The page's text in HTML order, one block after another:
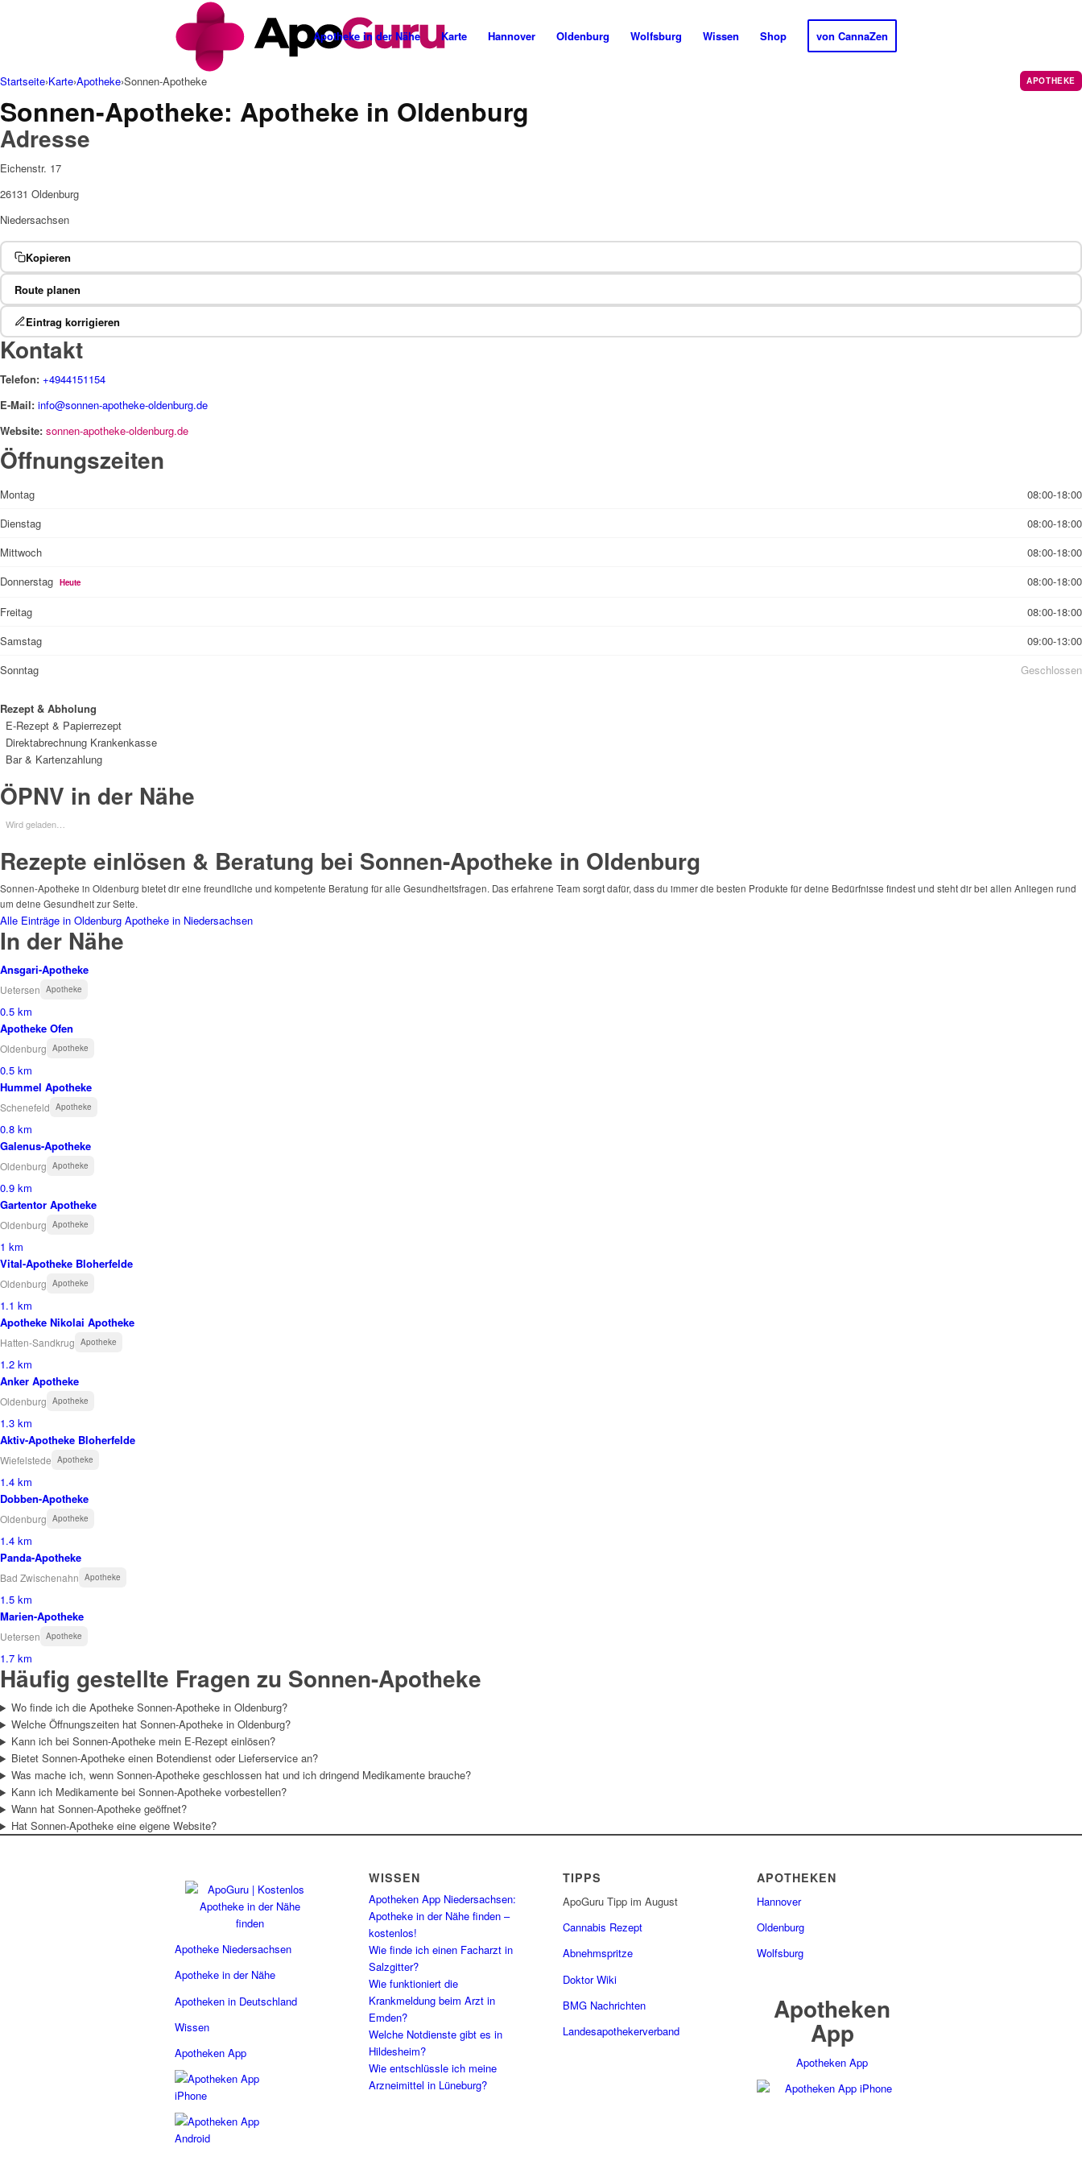
Apotheke in der Nähe Karte Hannover Oldenburg Wolfsburg Wissen Shop von CannaZen
Startseite›Karte›Apotheke›Sonnen-Apotheke APOTHEKE
Sonnen-Apotheke: Apotheke in Oldenburg
Adresse
Eichenstr. 17
26131 Oldenburg
Niedersachsen
Kopieren
Route planen
Eintrag korrigieren
Kontakt
Telefon: +4944151154
E-Mail: info@sonnen-apotheke-oldenburg.de
Website: sonnen-apotheke-oldenburg.de
Öffnungszeiten
Montag
08:00-18:00
Dienstag
08:00-18:00
Mittwoch
08:00-18:00
Donnerstag Heute
08:00-18:00
Freitag
08:00-18:00
Samstag
09:00-13:00
Sonntag
Geschlossen
Rezept & Abholung
E-Rezept & Papierrezept
Direktabrechnung Krankenkasse
Bar & Kartenzahlung
ÖPNV in der Nähe
Wird geladen…
Rezepte einlösen & Beratung bei Sonnen-Apotheke in Oldenburg
Sonnen-Apotheke in Oldenburg bietet dir eine freundliche und kompetente Beratung für alle Gesundheitsfragen. Das erfahrene Team sorgt dafür, dass du immer die besten Produkte für deine Bedürfnisse findest und steht dir bei allen Anliegen rund
um deine Gesundheit zur Seite.
Alle Einträge in Oldenburg Apotheke in Niedersachsen
In der Nähe
Ansgari-Apotheke
Uetersen Apotheke
0.5 km
Apotheke Ofen
Oldenburg Apotheke
0.5 km
Hummel Apotheke
Schenefeld Apotheke
0.8 km
Galenus-Apotheke
Oldenburg Apotheke
0.9 km
Gartentor Apotheke
Oldenburg Apotheke
1 km
Vital-Apotheke Bloherfelde
Oldenburg Apotheke
1.1 km
Apotheke Nikolai Apotheke
Hatten-Sandkrug Apotheke
1.2 km
Anker Apotheke
Oldenburg Apotheke
1.3 km
Aktiv-Apotheke Bloherfelde
Wiefelstede Apotheke
1.4 km
Dobben-Apotheke
Oldenburg Apotheke
1.4 km
Panda-Apotheke
Bad Zwischenahn Apotheke
1.5 km
Marien-Apotheke
Uetersen Apotheke
1.7 km
Häufig gestellte Fragen zu Sonnen-Apotheke
Wo finde ich die Apotheke Sonnen-Apotheke in Oldenburg?
Welche Öffnungszeiten hat Sonnen-Apotheke in Oldenburg?
Kann ich bei Sonnen-Apotheke mein E-Rezept einlösen?
Bietet Sonnen-Apotheke einen Botendienst oder Lieferservice an?
Was mache ich, wenn Sonnen-Apotheke geschlossen hat und ich dringend Medikamente brauche?
Kann ich Medikamente bei Sonnen-Apotheke vorbestellen?
Wann hat Sonnen-Apotheke geöffnet?
Hat Sonnen-Apotheke eine eigene Website?
Apotheke Niedersachsen
Apotheke in der Nähe
Apotheken in Deutschland
Wissen
Apotheken App
WISSEN
Apotheken App Niedersachsen:
Apotheke in der Nähe finden –
kostenlos!
Wie finde ich einen Facharzt in
Salzgitter?
Wie funktioniert die
Krankmeldung beim Arzt in
Emden?
Welche Notdienste gibt es in
Hildesheim?
Wie entschlüssle ich meine
Arzneimittel in Lüneburg?
TIPPS
ApoGuru Tipp im August
Cannabis Rezept
Abnehmspritze
Doktor Wiki
BMG Nachrichten
Landesapothekerverband
APOTHEKEN
Hannover
Oldenburg
Wolfsburg
Apotheken
App
Apotheken App
Cannabis Rezept & Blüten CannaZen.de